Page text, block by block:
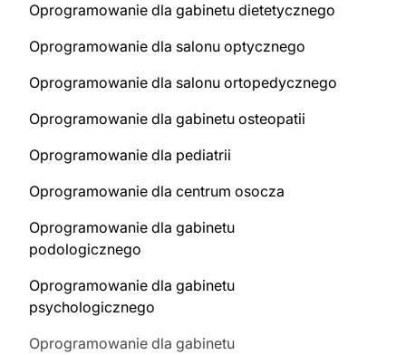
Oprogramowanie dla gabinetu dietetycznego
Oprogramowanie dla salonu optycznego
Oprogramowanie dla salonu ortopedycznego
Oprogramowanie dla gabinetu osteopatii
Oprogramowanie dla pediatrii
Oprogramowanie dla centrum osocza
Oprogramowanie dla gabinetu
podologicznego
Oprogramowanie dla gabinetu
psychologicznego
Oprogramowanie dla gabinetu